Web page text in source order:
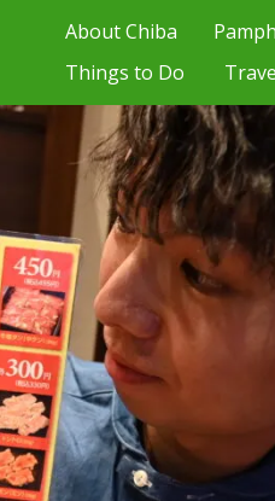
About Chiba
Things to Do